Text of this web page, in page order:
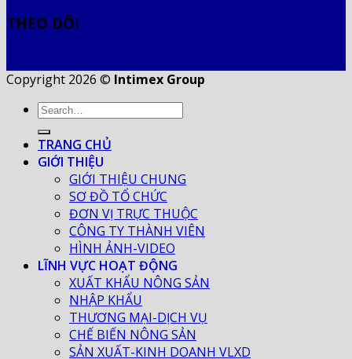
THEO DÕI
Copyright 2026 © Intimex Group
TRANG CHỦ
GIỚI THIỆU
GIỚI THIỆU CHUNG
SƠ ĐỒ TỔ CHỨC
ĐƠN VỊ TRỰC THUỘC
CÔNG TY THÀNH VIÊN
HÌNH ẢNH-VIDEO
LĨNH VỰC HOẠT ĐỘNG
XUẤT KHẨU NÔNG SẢN
NHẬP KHẨU
THƯƠNG MẠI-DỊCH VỤ
CHẾ BIẾN NÔNG SẢN
SẢN XUẤT-KINH DOANH VLXD